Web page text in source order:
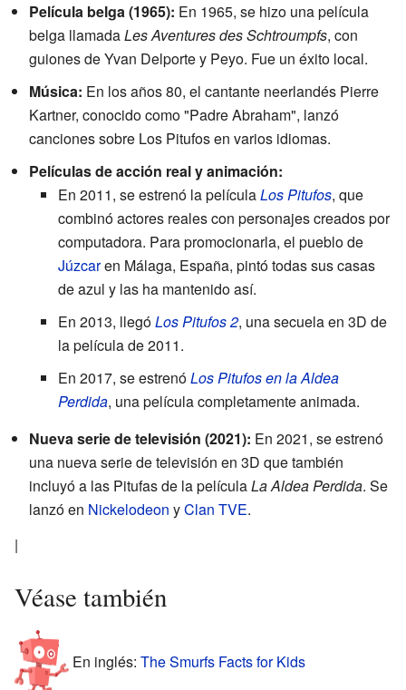
Película belga (1965): En 1965, se hizo una película
belga llamadaLes Aventures des Schtroumpfs, con
guiones de Yvan Delporte y Peyo. Fue un éxito local.
Música: En los años 80, el cantante neerlandés Pierre
Kartner, conocido como "Padre Abraham", lanzó
canciones sobre Los Pitufos en varios idiomas.
Películas de acción real y animación:
En 2011, se estrenó la películaLos Pitufos, que
combinó actores reales con personajes creados por
computadora. Para promocionarla, el pueblo de
Júzcaren Málaga, España, pintó todas sus casas
de azul y las ha mantenido así.
En 2013, llegóLos Pitufos 2, una secuela en 3D de
la película de 2011.
En 2017, se estrenóLos Pitufos en la Aldea
Perdida, una película completamente animada.
Nueva serie de televisión (2021): En 2021, se estrenó
una nueva serie de televisión en 3D que también
incluyó a las Pitufas de la películaLa Aldea Perdida. Se
lanzó en Nickelodeon yClan TVE.
|
Véase también
En inglés: The Smurfs Facts for Kids